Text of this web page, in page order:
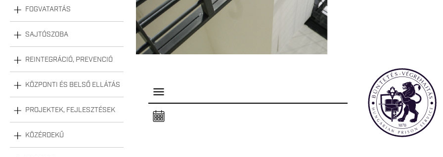
FOGVATARTÁS
SAJTÓSZOBA
REINTEGRÁCIÓ, PREVENCIÓ
KÖZPONTI ÉS BELSŐ ELLÁTÁS
PROJEKTEK, FEJLESZTÉSEK
KÖZÉRDEKŰ
P
e
l